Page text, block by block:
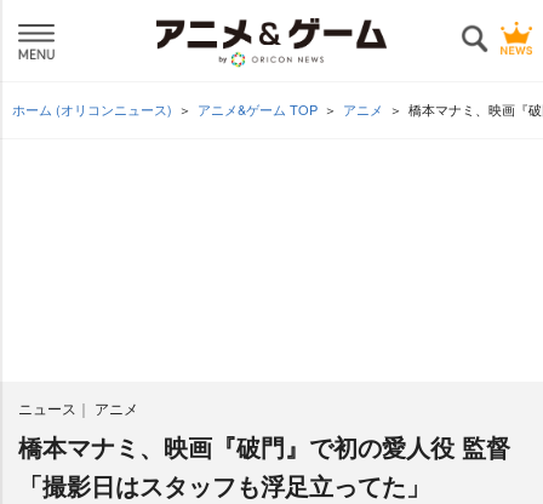
ホーム (オリコンニュース) アニメ&ゲーム TOP アニメ 橋本マナミ、映画『
ニュース アニメ
橋本マナミ、映画『破門』で初の愛人役 監督
「撮影日はスタッフも浮足立ってた」